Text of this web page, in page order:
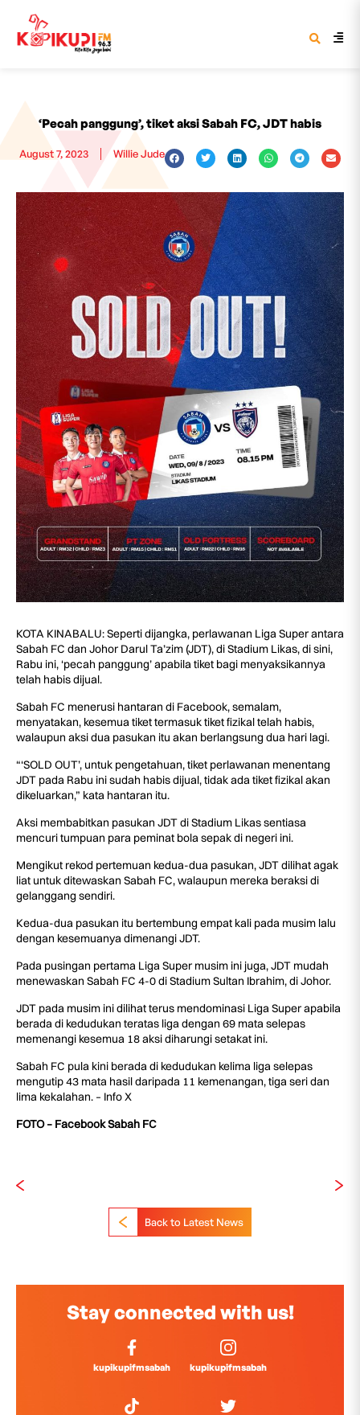
‘Pecah panggung’, tiket aksi Sabah FC, JDT habis
August 7, 2023 Willie Jude
KOTA KINABALU: Seperti dijangka, perlawanan Liga Super antara
Sabah FC dan Johor Darul Ta’zim (JDT), di Stadium Likas, di sini,
Rabu ini, ‘pecah panggung’ apabila tiket bagi menyaksikannya
telah habis dijual.
Sabah FC menerusi hantaran di Facebook, semalam,
menyatakan, kesemua tiket termasuk tiket fizikal telah habis,
walaupun aksi dua pasukan itu akan berlangsung dua hari lagi.
“‘SOLD OUT’, untuk pengetahuan, tiket perlawanan menentang
JDT pada Rabu ini sudah habis dijual, tidak ada tiket fizikal akan
dikeluarkan,” kata hantaran itu.
Aksi membabitkan pasukan JDT di Stadium Likas sentiasa
mencuri tumpuan para peminat bola sepak di negeri ini.
Mengikut rekod pertemuan kedua-dua pasukan, JDT dilihat agak
liat untuk ditewaskan Sabah FC, walaupun mereka beraksi di
gelanggang sendiri.
Kedua-dua pasukan itu bertembung empat kali pada musim lalu
dengan kesemuanya dimenangi JDT.
Pada pusingan pertama Liga Super musim ini juga, JDT mudah
menewaskan Sabah FC 4-0 di Stadium Sultan Ibrahim, di Johor.
JDT pada musim ini dilihat terus mendominasi Liga Super apabila
berada di kedudukan teratas liga dengan 69 mata selepas
memenangi kesemua 18 aksi diharungi setakat ini.
Sabah FC pula kini berada di kedudukan kelima liga selepas
mengutip 43 mata hasil daripada 11 kemenangan, tiga seri dan
lima kekalahan. – Info X
FOTO – Facebook Sabah FC
Back to Latest News
Stay connected with us!
kupikupifmsabah kupikupifmsabah